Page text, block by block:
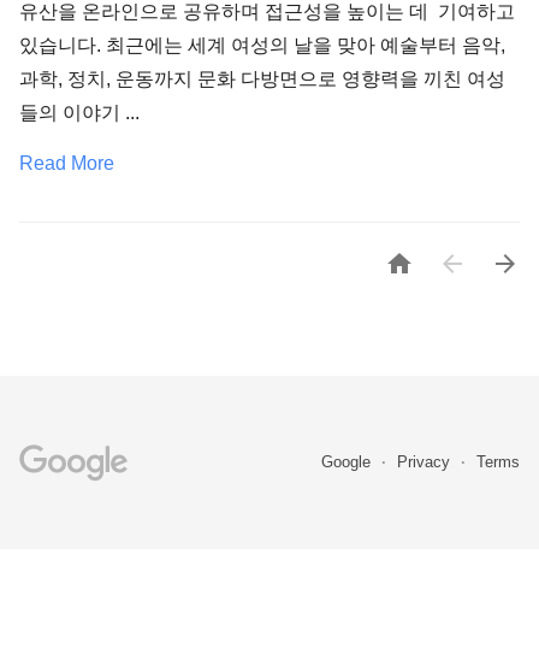
유산을 온라인으로 공유하며 접근성을 높이는 데 기여하고
있습니다. 최근에는 세계 여성의 날을 맞아 예술부터 음악,
과학, 정치, 운동까지 문화 다방면으로 영향력을 끼친 여성
들의 이야기 ...
Read More
  
Google Privacy Terms